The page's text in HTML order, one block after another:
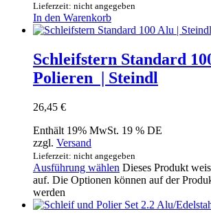
Lieferzeit: nicht angegeben
In den Warenkorb
Schleifstern Standard
Polieren | Steindl
26,45 €
Enthält 19% MwSt. 19 % DE
zzgl. Versand
Lieferzeit: nicht angegeben
Ausführung wählen Dieses Produkt
auf. Die Optionen können auf der
werden